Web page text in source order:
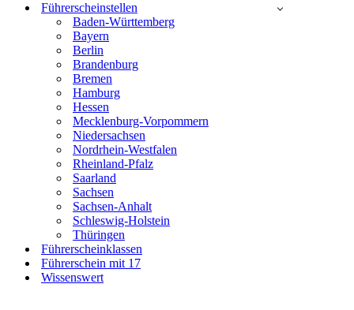
Führerscheinstellen
Baden-Württemberg
Bayern
Berlin
Brandenburg
Bremen
Hamburg
Hessen
Mecklenburg-Vorpommern
Niedersachsen
Nordrhein-Westfalen
Rheinland-Pfalz
Saarland
Sachsen
Sachsen-Anhalt
Schleswig-Holstein
Thüringen
Führerscheinklassen
Führerschein mit 17
Wissenswert